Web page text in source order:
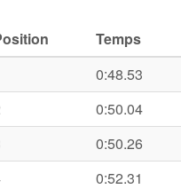
Temps
0:48.53
0:50.04
0:50.26
0:52.31